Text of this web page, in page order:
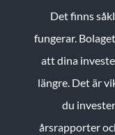
Det finns
fungerar.
att dina
längre. Det är
du
årsrapporter